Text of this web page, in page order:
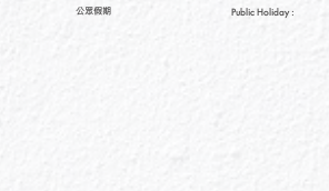
公眾假期 Public Holiday :